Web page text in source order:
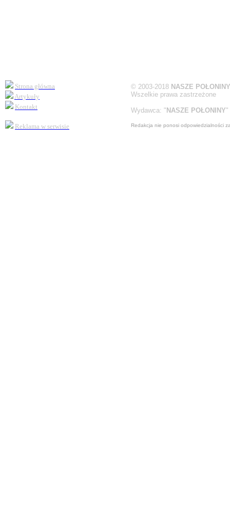
Strona główna
Artykuły
Kontakt
Reklama w serwisie
© 2003-2018 NASZE POŁONINY
Wszelkie prawa zastrzeżone
Wydawca: "NASZE POŁONINY
Redakcja nie ponosi odpowiedzialności